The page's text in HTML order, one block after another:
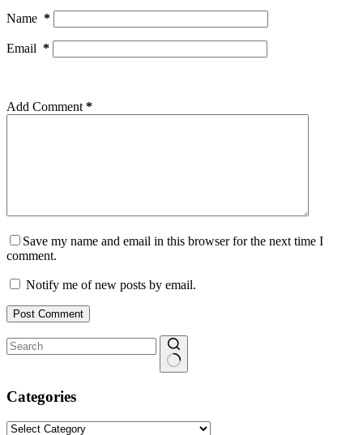
Name *
Email *
Add Comment*
Save my name and email in this browser for the next time I
comment.
Notify me of new posts by email.
Post Comment
results
Categories
Categories